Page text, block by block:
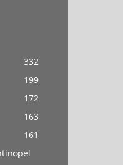
332
199
172
163
161